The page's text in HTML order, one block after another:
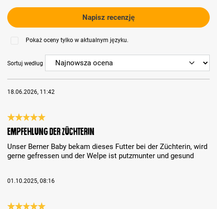
Napisz recenzję
Pokaż oceny tylko w aktualnym języku.
Sortuj według
18.06.2026, 11:42
Recenzja z oceną 5 spośród 5 gwiazdek
Empfehlung der Züchterin
Unser Berner Baby bekam dieses Futter bei der Züchterin, wird
gerne gefressen und der Welpe ist putzmunter und gesund
01.10.2025, 08:16